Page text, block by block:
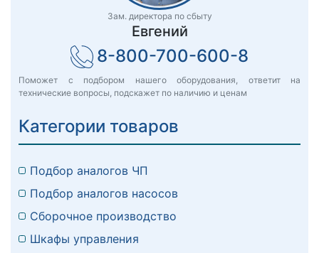
Зам. директора по сбыту
Евгений
8-800-700-600-8
Поможет с подбором нашего оборудования, ответит на
технические вопросы, подскажет по наличию и ценам
Категории товаров
Подбор аналогов ЧП
Подбор аналогов насосов
Сборочное производство
Шкафы управления